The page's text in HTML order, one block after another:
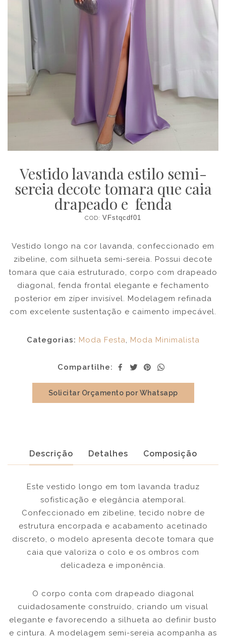
Vestido lavanda estilo semi-
sereia decote tomara que caia
drapeado e fenda
COD: VFstqcdf01
Vestido longo na cor lavanda, confeccionado em
zibeline, com silhueta semi-sereia. Possui decote
tomara que caia estruturado, corpo com drapeado
diagonal, fenda frontal elegante e fechamento
posterior em zíper invisível. Modelagem refinada
com excelente sustentação e caimento impecável.
Categorias: Moda Festa, Moda Minimalista
Compartilhe:
Solicitar Orçamento por Whatsapp
Descrição Detalhes Composição
Este vestido longo em tom lavanda traduz
sofisticação e elegância atemporal.
Confeccionado em zibeline, tecido nobre de
estrutura encorpada e acabamento acetinado
discreto, o modelo apresenta decote tomara que
caia que valoriza o colo e os ombros com
delicadeza e imponência.
O corpo conta com drapeado diagonal
cuidadosamente construído, criando um visual
elegante e favorecendo a silhueta ao definir busto
e cintura. A modelagem semi-sereia acompanha as